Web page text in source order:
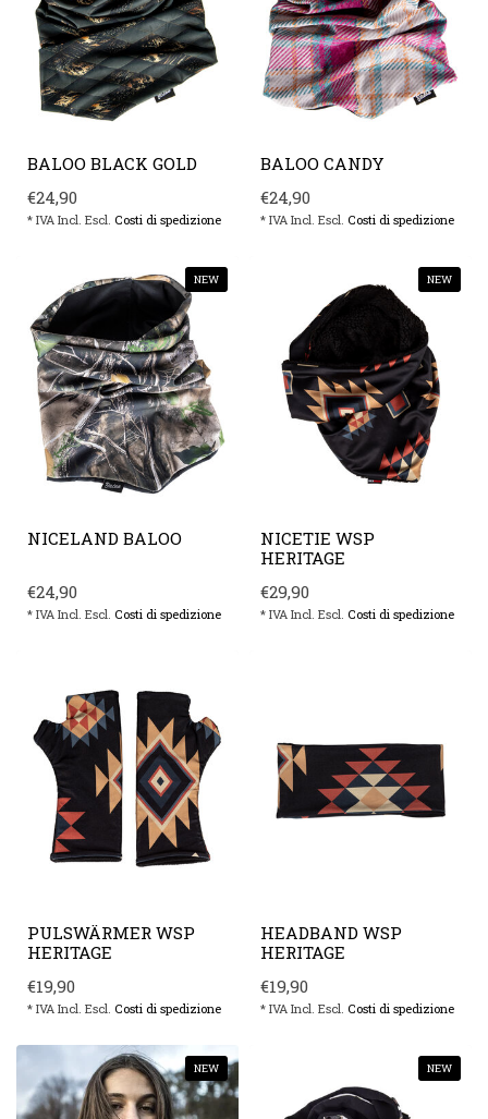
BALOO BLACK GOLD
€24,90
* IVA Incl. Escl. Costi di spedizione
BALOO CANDY
€24,90
* IVA Incl. Escl. Costi di spedizione
NEW
NICELAND BALOO
€24,90
* IVA Incl. Escl. Costi di spedizione
NEW
NICETIE WSP
HERITAGE
€29,90
* IVA Incl. Escl. Costi di spedizione
PULSWÄRMER WSP
HERITAGE
€19,90
* IVA Incl. Escl. Costi di spedizione
HEADBAND WSP
HERITAGE
€19,90
* IVA Incl. Escl. Costi di spedizione
NEW NEW